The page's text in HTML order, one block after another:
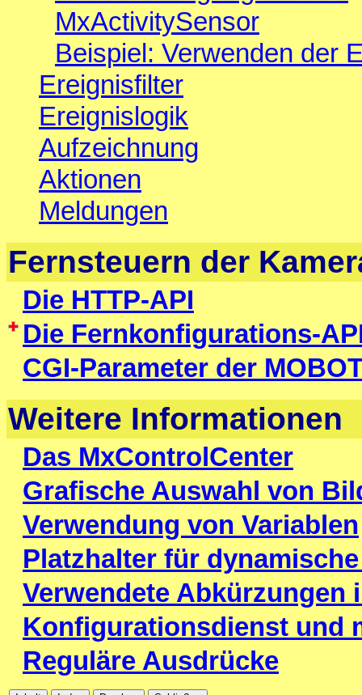
MxActivitySensor
Beispiel: Verwenden der
Ereignisfilter
Ereignislogik
Aufzeichnung
Aktionen
Meldungen
Fernsteuern der
Die HTTP-API
Die Fernkonfigurations-
CGI-Parameter der
Weitere Informationen
Das MxControlCenter
Grafische Auswahl von
Verwendung von Variablen
Platzhalter für
Verwendete Abkürzungen
Konfigurationsdienst und
Reguläre Ausdrücke